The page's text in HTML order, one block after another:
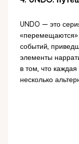
UNDO — это
«перемещаются»
событий,
элементы
в том, что
несколько